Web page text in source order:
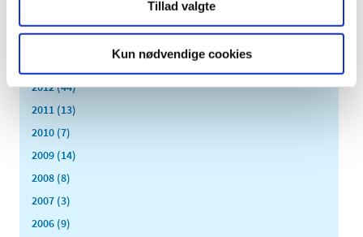
Tillad valgte
Kun nødvendige cookies
2012 (44)
2011 (13)
2010 (7)
2009 (14)
2008 (8)
2007 (3)
2006 (9)